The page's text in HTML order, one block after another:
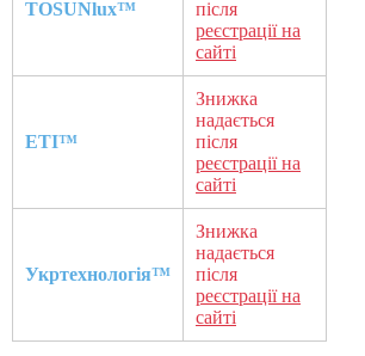
TOSUNlux™
після
реєстрації на
сайті
ETI™
Знижка
надається
після
реєстрації на
сайті
Укртехнологія™
Знижка
надається
після
реєстрації на
сайті